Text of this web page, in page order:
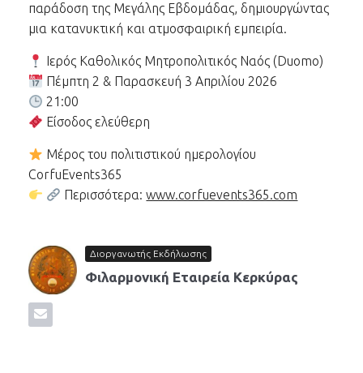
παράδοση της Μεγάλης Εβδομάδας, δημιουργώντας
μια κατανυκτική και ατμοσφαιρική εμπειρία.
Ιερός Καθολικός Μητροπολιτικός Ναός (Duomo)
Πέμπτη 2 & Παρασκευή 3 Απριλίου 2026
21:00
Είσοδος ελεύθερη
Μέρος του πολιτιστικού ημερολογίου
CorfuEvents365
Περισσότερα:www.corfuevents365.com
Διοργανωτής Εκδήλωσης
Φιλαρμονική Εταιρεία Κερκύρας